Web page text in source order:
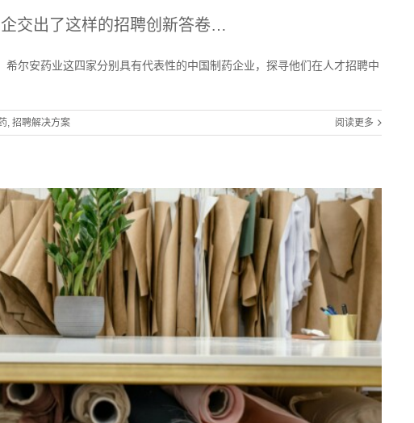
交出了这样的招聘创新答卷…
尔安药业这四家分别具有代表性的中国制药企业，探寻他们在人才招聘中
, 招聘解决方案 阅读更多